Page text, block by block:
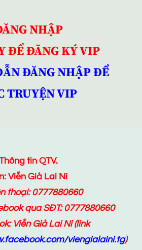
NHẬP
ĐỂ ĐĂNG KÝ VIP
ĐĂNG NHẬP ĐỂ
TRUYỆN VIP
tin QTV.
Viễn Giả Lai Ni
thoại: 0777880660
qua SĐT: 0777880660
Viễn Giả Lai Ni(link
viengialaini.tg)